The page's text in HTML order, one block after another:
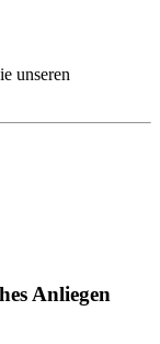
unseren
Anliegen